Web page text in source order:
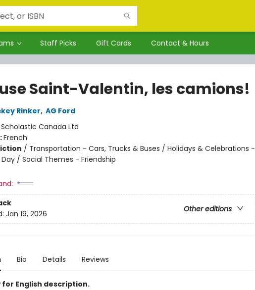
Staff Picks Gift Cards Contact & Hours
Saint-Valentin, les camions!
Rinker, AG Ford
Scholastic Canada Ltd
French
/ Transportation - Cars, Trucks & Buses / Holidays & Celebrations -
/ Social Themes - Friendship
Other editions
Jan 19, 2026
Bio Details Reviews
for English description.